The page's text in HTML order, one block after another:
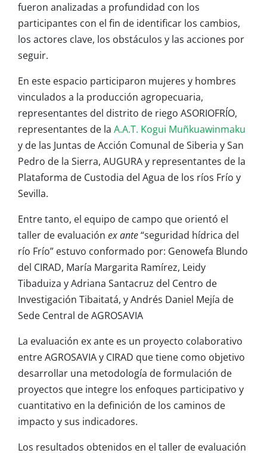
fueron analizadas a profundidad con los
participantes con el fin de identificar los cambios,
los actores clave, los obstáculos y las acciones por
seguir.
En este espacio participaron mujeres y hombres
vinculados a la producción agropecuaria,
representantes del distrito de riego ASORIOFRÍO,
representantes de la A.A.T. Kogui Muñkuawinmaku
y de las Juntas de Acción Comunal de Siberia y San
Pedro de la Sierra, AUGURA y representantes de la
Plataforma de Custodia del Agua de los ríos Frío y
Sevilla.
Entre tanto, el equipo de campo que orientó el
taller de evaluación ex ante“seguridad hídrica del
río Frío” estuvo conformado por: Genowefa Blundo
del CIRAD, María Margarita Ramírez, Leidy
Tibaduiza y Adriana Santacruz del Centro de
Investigación Tibaitatá, y Andrés Daniel Mejía de
Sede Central de AGROSAVIA
La evaluación ex ante es un proyecto colaborativo
entre AGROSAVIA y CIRAD que tiene como objetivo
desarrollar una metodología de formulación de
proyectos que integre los enfoques participativo y
cuantitativo en la definición de los caminos de
impacto y sus indicadores.
Los resultados obtenidos en el taller de evaluación